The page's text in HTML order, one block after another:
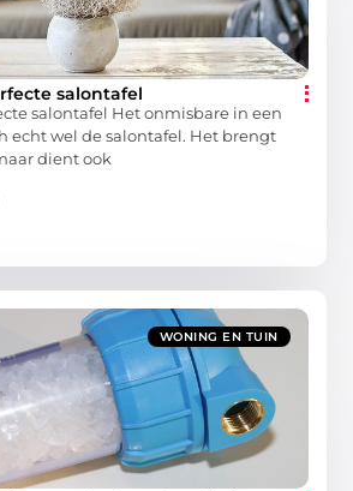
salontafel
salontafel Het onmisbare in een
echt wel de salontafel. Het brengt
dient ook
WONING EN TUIN